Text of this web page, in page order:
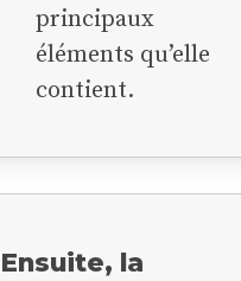
principaux
éléments qu’elle
contient.
Ensuite, la